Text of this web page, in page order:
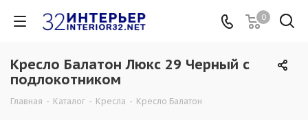
0
Кресло Балатон Люкс 29 Черный с
подлокотником
Главная - Каталог - Кресла - Кресло Балатон